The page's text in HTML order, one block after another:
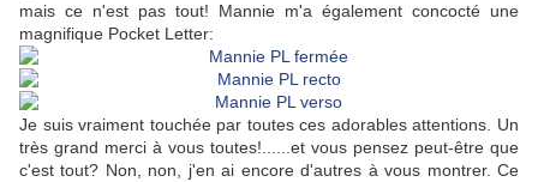
mais ce n'est pas tout! Mannie m'a également concocté une
magnifique Pocket Letter:
Je suis vraiment touchée par toutes ces adorables attentions. Un
très grand merci à vous toutes!......et vous pensez peut-être que
c'est tout? Non, non, j'en ai encore d'autres à vous montrer. Ce